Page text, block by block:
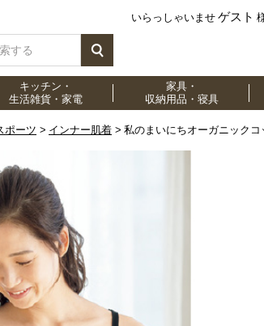
いらっしゃいませ ゲスト
キッチン・
生活雑貨・家電
家具・
収納用品・寝具
ポーツ インナー肌着 私のまいにちオーガニックコ